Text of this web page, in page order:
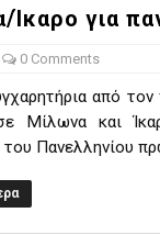
Περάματος έφερε
, Ερμής Αργυρ.
για
0 Comments
από
Μίλωνα και
του Πανελληνίου